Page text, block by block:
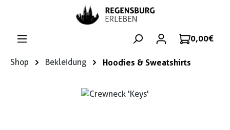
Zum Hauptinhalt springen
0,00 €
Shop Bekleidung Hoodies & Sweatshirts
Bildergalerie überspringen